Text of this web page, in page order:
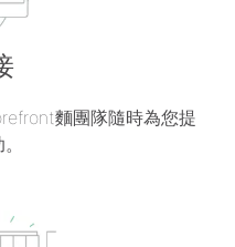
麵團隊隨時為您提